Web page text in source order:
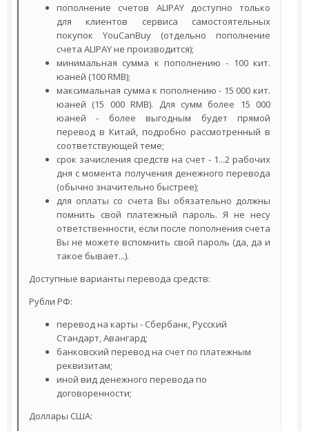
пополнение счетов ALIPAY доступно только
для клиентов сервиса самостоятельных
покупок YouCanBuy (отдельно пополнение
счета ALIPAY не производится);
минимальная сумма к пополнению - 100 кит.
юаней (100 RMB);
максимальная сумма к пополнению - 15 000 кит.
юаней (15 000 RMB). Для сумм более 15 000
юаней - более выгодным будет прямой
перевод в Китай, подробно рассмотренный в
соответствующей теме;
срок зачисления средств на счет - 1...2 рабочих
дня с момента получения денежного перевода
(обычно значительно быстрее);
для оплаты со счета Вы обязательно должны
помнить свой платежный пароль. Я не несу
ответственности, если после пополнения счета
Вы не можете вспомнить свой пароль (да, да и
такое бывает...).
Доступные варианты перевода средств:
Рубли РФ:
перевод на карты - Сбербанк, Русский
Стандарт, Авангард;
банковский перевод на счет по платежным
реквизитам;
иной вид денежного перевода по
договоренности;
Доллары США: